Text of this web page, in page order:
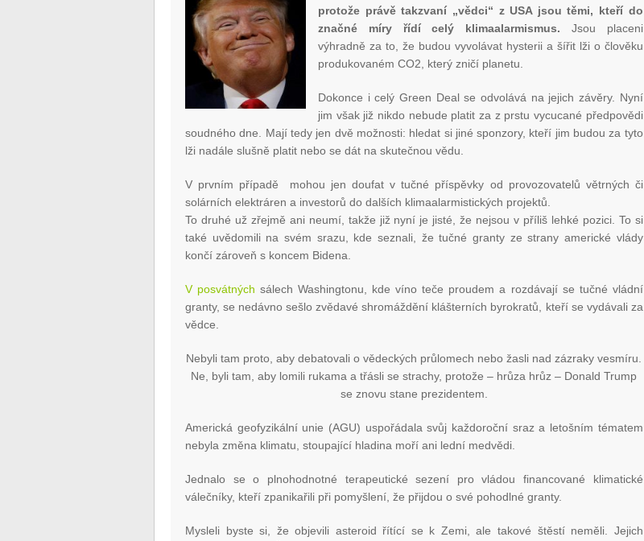
protože právě takzvaní „vědci“ z USA jsou těmi, kteří do
značné míry řídí celý klimaalarmismus. Jsou placeni
výhradně za to, že budou vyvolávat hysterii a šířit lži o člověku
produkovaném CO2, který zničí planetu.
Dokonce i celý Green Deal se odvolává na jejich závěry. Nyní
jim však již nikdo nebude platit za z prstu vycucané předpovědi
soudného dne. Mají tedy jen dvě možnosti: hledat si jiné sponzory, kteří jim budou za tyto
lži nadále slušně platit nebo se dát na skutečnou vědu.
V prvním případě mohou jen doufat v tučné příspěvky od provozovatelů větrných či
solárních elektráren a investorů do dalších klimaalarmistických projektů.
To druhé už zřejmě ani neumí, takže již nyní je jisté, že nejsou v příliš lehké pozici. To si
také uvědomili na svém srazu, kde seznali, že tučné granty ze strany americké vlády
končí zároveň s koncem Bidena.
V posvátných sálech Washingtonu, kde víno teče proudem a rozdávají se tučné vládní
granty, se nedávno sešlo zvědavé shromáždění klášterních byrokratů, kteří se vydávali za
vědce.
Nebyli tam proto, aby debatovali o vědeckých průlomech nebo žasli nad zázraky vesmíru.
Ne, byli tam, aby lomili rukama a třásli se strachy, protože – hrůza hrůz – Donald Trump
se znovu stane prezidentem.
Americká geofyzikální unie (AGU) uspořádala svůj každoroční sraz a letošním tématem
nebyla změna klimatu, stoupající hladina moří ani lední medvědi.
Jednalo se o plnohodnotné terapeutické sezení pro vládou financované klimatické
válečníky, kteří zpanikařili při pomyšlení, že přijdou o své pohodlné granty.
Mysleli byste si, že objevili asteroid řítící se k Zemi, ale takové štěstí neměli. Jejich